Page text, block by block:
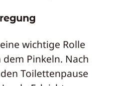
wichtige Rolle
Pinkeln. Nach
Toilettenpause